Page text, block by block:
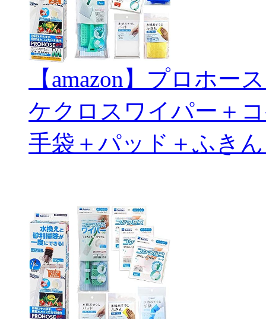
【amazon】プロホ
ケクロスワイパー＋
手袋＋パッド＋ふき